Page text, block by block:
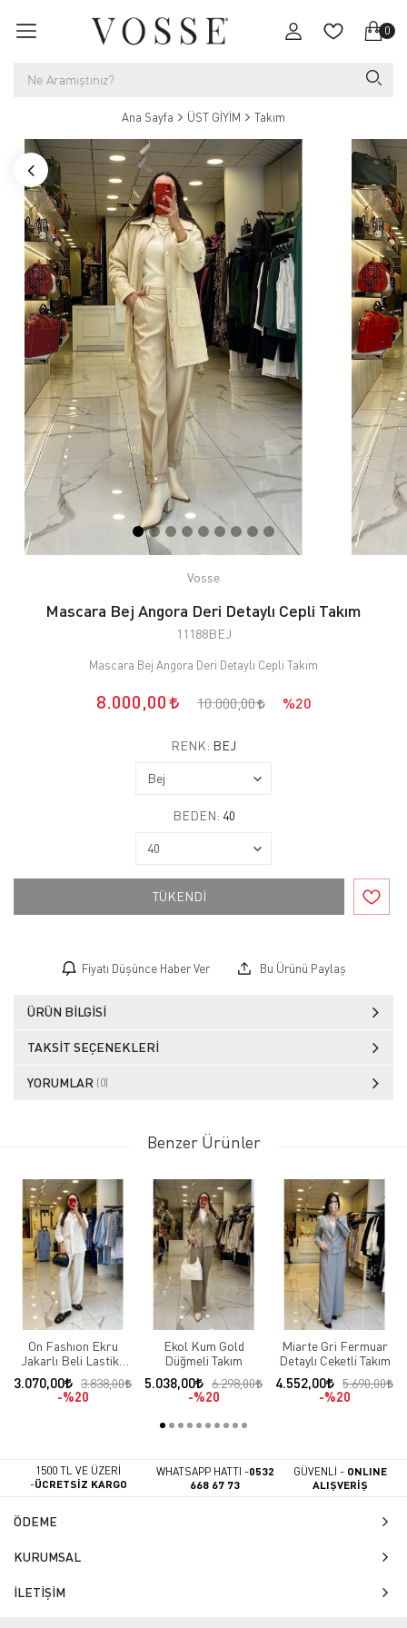
0
Ana Sayfa ÜST GİYİM Takım
Vosse
Mascara Bej Angora Deri Detaylı Cepli Takım
11188BEJ
Mascara Bej Angora Deri Detaylı Cepli Takım
8.000,00 10.000,00 %20
RENK: BEJ
BEDEN: 40
TÜKENDİ
Fiyatı Düşünce Haber Ver Bu Ürünü Paylaş
ÜRÜN BILGISI
TAKSIT SEÇENEKLERI
YORUMLAR (0)
Benzer Ürünler
On Fashıon Ekru
Jakarlı Beli Lastikli
Takım
3.070,00
3.838,00
%20
Ekol Kum Gold
Düğmeli Takım
5.038,00
6.298,00
%20
Miarte Gri Fermuar
Detaylı Ceketli Takım
4.552,00
5.690,00
%20
1500 TL VE ÜZERİ
-ÜCRETSİZ KARGO
WHATSAPP HATTI -0532
668 67 73
GÜVENLİ - ONLINE
ALIŞVERİŞ
ÖDEME
KURUMSAL
İLETİŞİM